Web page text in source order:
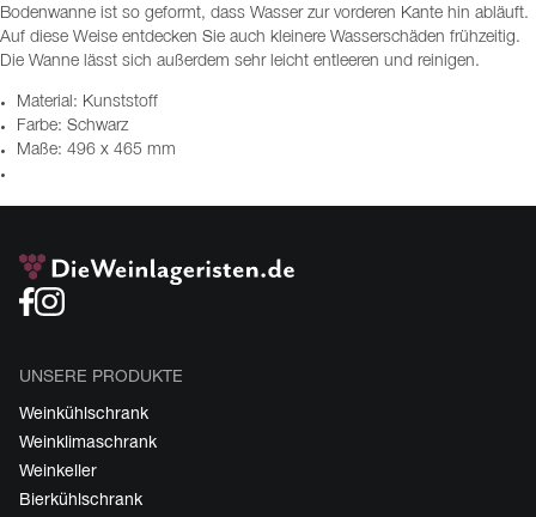
Bodenwanne ist so geformt, dass Wasser zur vorderen Kante hin abläuft.
Auf diese Weise entdecken Sie auch kleinere Wasserschäden frühzeitig.
Die Wanne lässt sich außerdem sehr leicht entleeren und reinigen.
Material: Kunststoff
Farbe: Schwarz
Maße: 496 x 465 mm
UNSERE PRODUKTE
Weinkühlschrank
Weinklimaschrank
Weinkeller
Bierkühlschrank